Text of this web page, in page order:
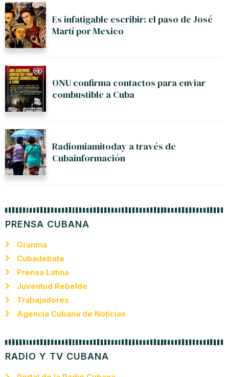
Es infatigable escribir: el paso de José
Martí por Mexico
ONU confirma contactos para enviar
combustible a Cuba
Radiomiamitoday a través de
Cubainformación
PRENSA CUBANA
Granma
Cubadebate
Prensa Latina
Juventud Rebelde
Trabajadores
Agencia Cubana de Noticias
RADIO Y TV CUBANA